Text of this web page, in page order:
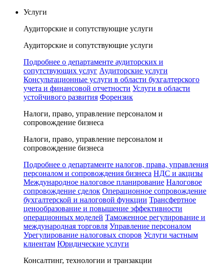
Услуги
Аудиторские и сопутствующие услуги
Аудиторские и сопутствующие услуги
Подробнее о департаменте аудиторских и
сопутствующих услуг Аудиторские услуги
Консультационные услуги в области бухгалтерского
учета и финансовой отчетности Услуги в области
устойчивого развития Форензик
Налоги, право, управление персоналом и
сопровождение бизнеса
Налоги, право, управление персоналом и
сопровождение бизнеса
Подробнее о департаменте налогов, права, управления
персоналом и сопровождения бизнеса НДС и акцизы
Международное налоговое планирование Налоговое
сопровождение сделок Операционное сопровождение
бухгалтерской и налоговой функции Трансфертное
ценообразование и повышение эффективности
операционных моделей Таможенное регулирование и
международная торговля Управление персоналом
Урегулирование налоговых споров Услуги частным
клиентам Юридические услуги
Консалтинг, технологии и транзакции